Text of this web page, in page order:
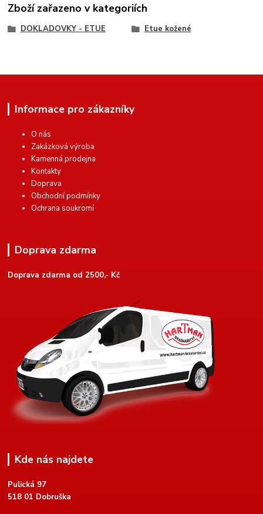
Zboží zařazeno v kategoriích
DOKLADOVKY - ETUE Etue kožené
Informace pro zákazníky
O nás
Zakázková výroba
Kamenná prodejna
Kontakty
Doprava
Obchodní podmínky
Ochrana soukromí
Doprava zdarma
Doprava zdarma od 2500,- Kč
Kde nás najdete
Pulická 97
518 01 Dobruška